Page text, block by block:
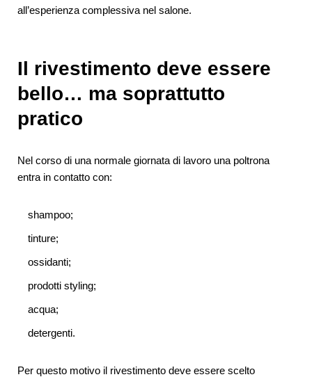
all’esperienza complessiva nel salone.
Il rivestimento deve essere
bello… ma soprattutto
pratico
Nel corso di una normale giornata di lavoro una poltrona
entra in contatto con:
shampoo;
tinture;
ossidanti;
prodotti styling;
acqua;
detergenti.
Per questo motivo il rivestimento deve essere scelto